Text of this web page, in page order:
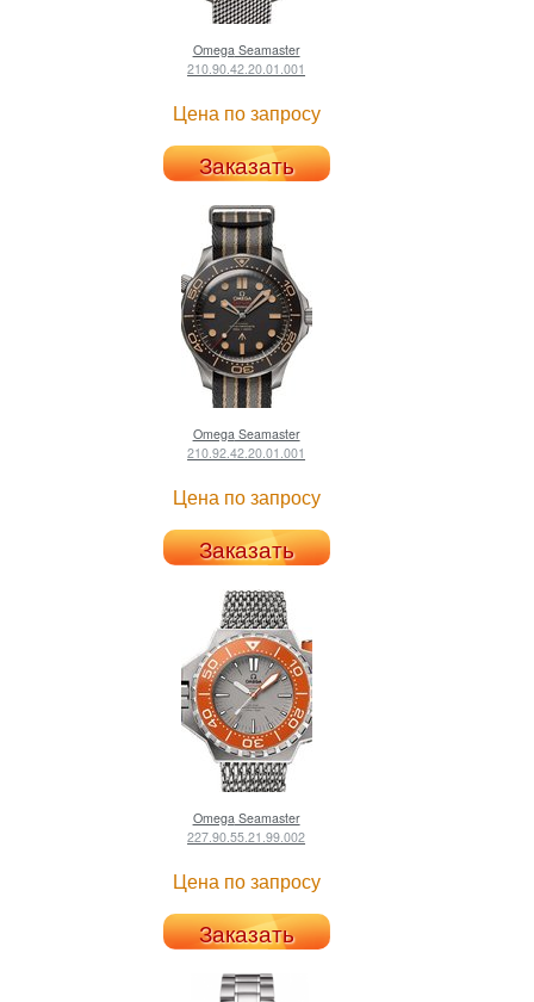
OmegaSeamaster
210.90.42.20.01.001
Цена по запросу
Заказать
OmegaSeamaster
210.92.42.20.01.001
Цена по запросу
Заказать
OmegaSeamaster
227.90.55.21.99.002
Цена по запросу
Заказать